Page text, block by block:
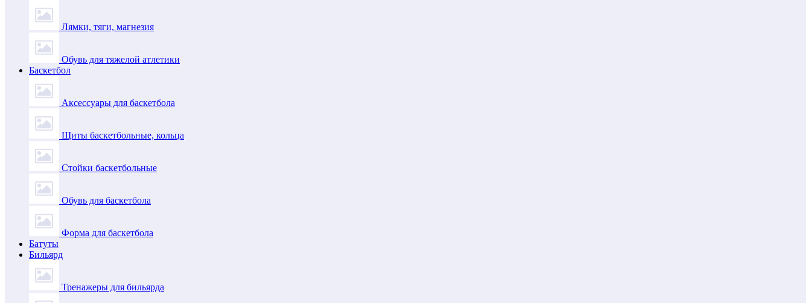
Лямки, тяги, магнезия
Обувь для тяжелой атлетики
Баскетбол
Аксессуары для баскетбола
Щиты баскетбольные, кольца
Стойки баскетбольные
Обувь для баскетбола
Форма для баскетбола
Батуты
Бильярд
Тренажеры для бильярда